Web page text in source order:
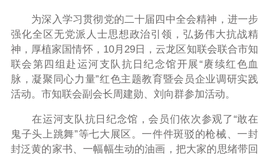
为深入学习贯彻党的二十届四中全会精神，进一步
强化全区无党派人士思想政治引领，弘扬伟大抗战精
神，厚植家国情怀，10月29日，云龙区知联会联合市知
联会第四组赴运河支队抗日纪念馆开展“赓续红色血
脉，凝聚同心力量”红色主题教育暨会员企业调研实践
活动。市知联会副会长周建勋、刘向群参加活动。
在运河支队抗日纪念馆，会员们依次参观了“敢在
鬼子头上跳舞”等七大展区。一件件斑驳的枪械、一封
封泛黄的家书、一幅幅生动的油画，把大家的思绪带回